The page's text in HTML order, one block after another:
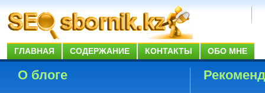
ГЛАВНАЯ СОДЕРЖАНИЕ КОНТАКТЫ ОБО МНЕ
О блоге